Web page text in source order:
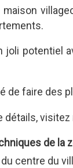
maison
joli potentiel
de faire des
détails, visitez
de la
centre du